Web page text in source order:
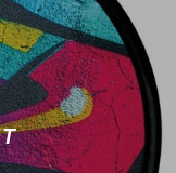
パーカッション
電子ピアノ